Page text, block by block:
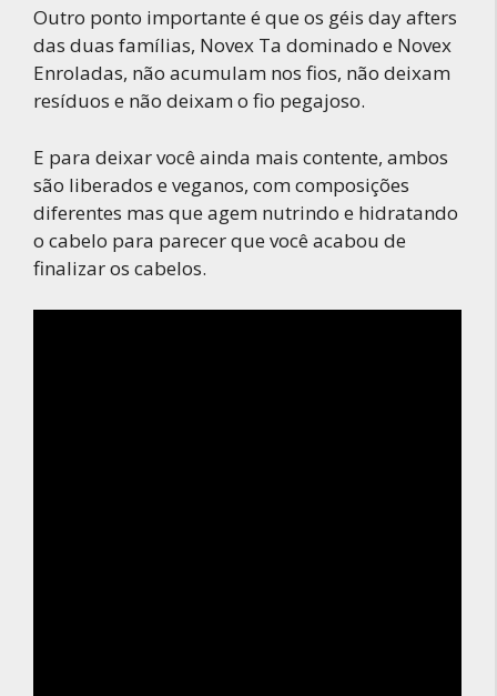
Outro ponto importante é que os géis day afters
das duas famílias, Novex Ta dominado e Novex
Enroladas, não acumulam nos fios, não deixam
resíduos e não deixam o fio pegajoso.
E para deixar você ainda mais contente, ambos
são liberados e veganos, com composições
diferentes mas que agem nutrindo e hidratando
o cabelo para parecer que você acabou de
finalizar os cabelos.